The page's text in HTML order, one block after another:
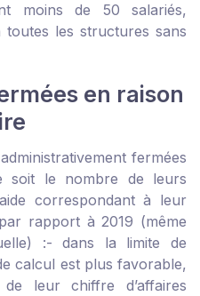
moins de 50 salariés,
toutes les structures sans
en raison
fermées
soit le nombre de leurs
correspondant à leur
rapport à 2019 (même
:- dans la limite de
calcul est plus favorable,
leur chiffre d’affaires